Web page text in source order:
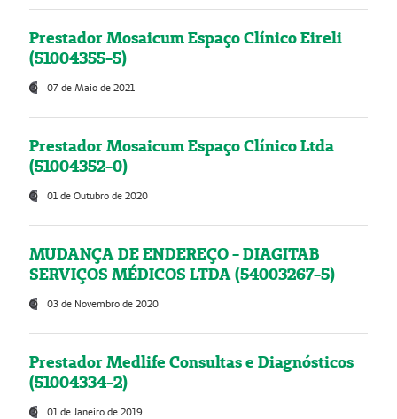
Prestador Mosaicum Espaço Clínico Eireli
(51004355-5)
07 de Maio de 2021
Prestador Mosaicum Espaço Clínico Ltda
(51004352-0)
01 de Outubro de 2020
MUDANÇA DE ENDEREÇO - DIAGITAB
SERVIÇOS MÉDICOS LTDA (54003267-5)
03 de Novembro de 2020
Prestador Medlife Consultas e Diagnósticos
(51004334-2)
01 de Janeiro de 2019